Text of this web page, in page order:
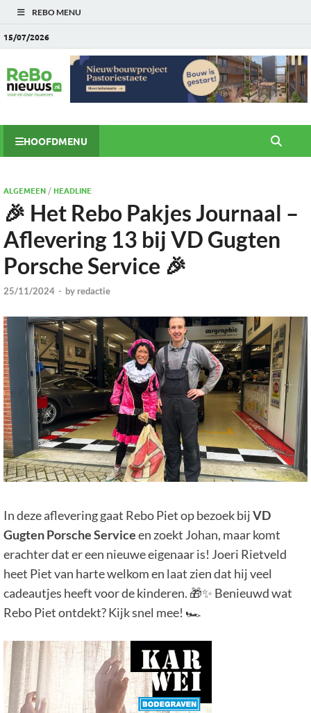
REBO MENU
15/07/2026
HOOFDMENU
ALGEMEEN/ HEADLINE
🎉 Het Rebo Pakjes Journaal –
Aflevering 13 bij VD Gugten
Porsche Service 🎉
25/11/2024 - by redactie
In deze aflevering gaat Rebo Piet op bezoek bijVD
Gugten Porsche Serviceen zoekt Johan, maar komt
erachter dat er een nieuwe eigenaar is! Joeri Rietveld
heet Piet van harte welkom en laat zien dat hij veel
cadeautjes heeft voor de kinderen. 🎁✨ Benieuwd wat
Rebo Piet ontdekt? Kijk snel mee! 🏎️